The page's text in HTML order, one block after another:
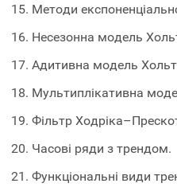
15. Методи
16. Несезонна модель
17. Адитивна модель
18. Мультиплікативна
19. Фільтр
20. Часові ряди з трендом.
21. Функціональні види